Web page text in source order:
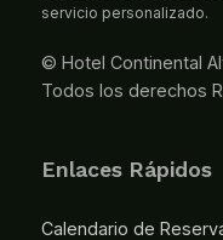
servicio personalizado.
© Hotel Continental
Todos los derechos
Enlaces Rápidos
Calendario de